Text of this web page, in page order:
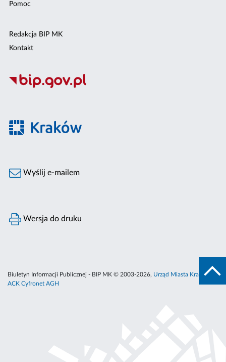
Pomoc
Redakcja BIP MK
Kontakt
Wyślij e-mailem
Wersja do druku
Biuletyn Informacji Publicznej - BIP MK © 2003-2026, Urząd Miasta Krakowa
ACK Cyfronet AGH